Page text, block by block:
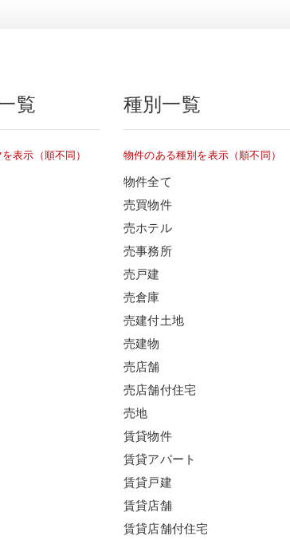
覧
表示（順不同）
種別一覧
物件のある種別を表示（順不同）
物件全て
売買物件
売ホテル
売事務所
売戸建
売倉庫
売建付土地
売建物
売店舗
売店舗付住宅
売地
賃貸物件
賃貸アパート
賃貸戸建
賃貸店舗
賃貸店舗付住宅